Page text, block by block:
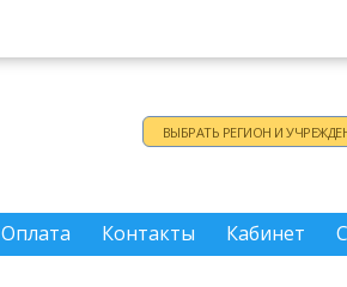
ВЫБРАТЬ РЕГИОН И
Оплата Контакты Кабинет